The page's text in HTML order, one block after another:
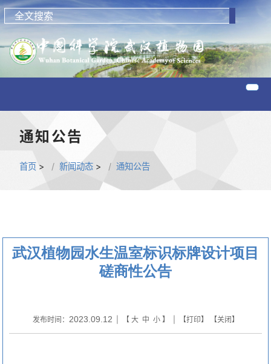
通知公告
首页 > 新闻动态 > 通知公告
武汉植物园水生温室标识标牌设计项目
磋商性公告
发布时间： 2023.09.12 | 【 大 中 小】 | 【打印】 【关闭】